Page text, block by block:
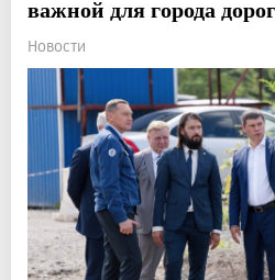
важной для города
Новости